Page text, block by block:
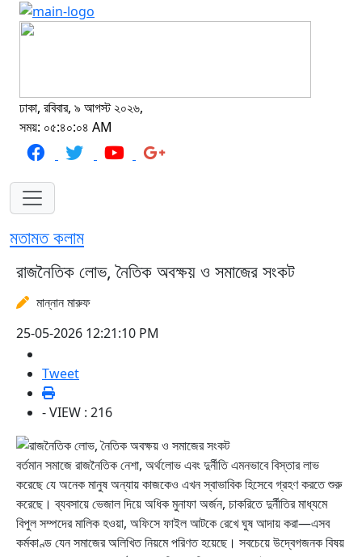
ঢাকা, রবিবার, ৯ আগস্ট ২০২৬,
সময়: ০৫:৪০:০৪ AM
মতামত কলাম
রাজনৈতিক লোভ, নৈতিক অবক্ষয় ও সমাজের সংকট
মান্নান মারুফ
25-05-2026 12:21:10 PM
Tweet
- VIEW : 216
বর্তমান সমাজে রাজনৈতিক নেশা, অর্থলোভ এবং দুর্নীতি এমনভাবে বিস্তার লাভ
করেছে যে অনেক মানুষ অন্যায় কাজকেও এখন স্বাভাবিক হিসেবে গ্রহণ করতে শুরু
করেছে। ব্যবসায়ে ভেজাল দিয়ে অধিক মুনাফা অর্জন, চাকরিতে দুর্নীতির মাধ্যমে
বিপুল সম্পদের মালিক হওয়া, অফিসে ফাইল আটকে রেখে ঘুষ আদায় করা—এসব
কর্মকাণ্ড যেন সমাজের অলিখিত নিয়মে পরিণত হয়েছে। সবচেয়ে উদ্বেগজনক বিষয়